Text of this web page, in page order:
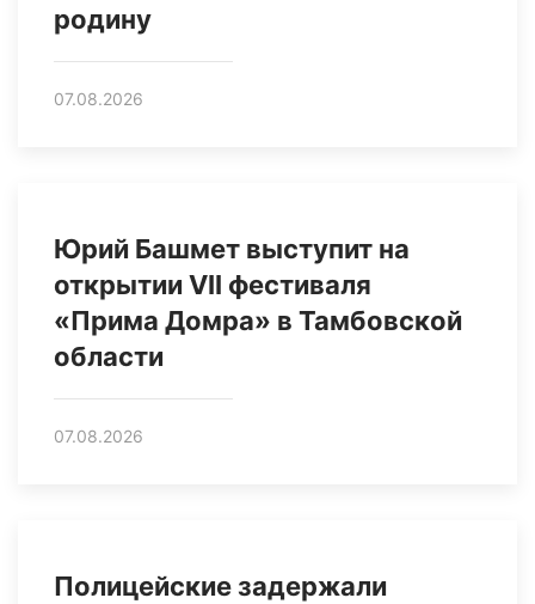
родину
07.08.2026
Юрий Башмет выступит на
открытии VII фестиваля
«Прима Домра» в Тамбовской
области
07.08.2026
Полицейские задержали